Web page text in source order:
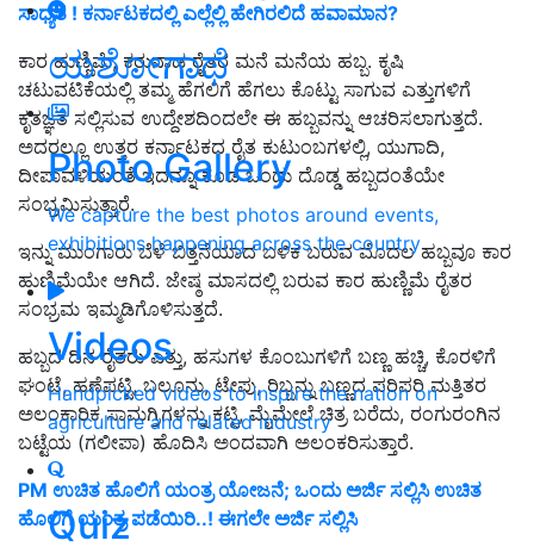
ಯಶೋಗಾಥೆ
Photo Gallery
We capture the best photos around events,
exhibitions happening across the country
Videos
Handpicked videos to inspire the nation on
agriculture and related industry
Quiz
ಸಾಧ್ಯತೆ ! ಕರ್ನಾಟಕದಲ್ಲಿ ಎಲ್ಲೆಲ್ಲಿ ಹೇಗಿರಲಿದೆ ಹವಾಮಾನ?
ಕಾರ ಹುಣ್ಣಿಮೆ, ಕರುನಾಡ ರೈತರ ಮನೆ ಮನೆಯ ಹಬ್ಬ. ಕೃಷಿ
ಚಟುವಟಿಕೆಯಲ್ಲಿ ತಮ್ಮ ಹೆಗಲಿಗೆ ಹೆಗಲು ಕೊಟ್ಟು ಸಾಗುವ ಎತ್ತುಗಳಿಗೆ
ಕೃತಜ್ಞತೆ ಸಲ್ಲಿಸುವ ಉದ್ದೇಶದಿಂದಲೇ ಈ ಹಬ್ಬವನ್ನು ಆಚರಿಸಲಾಗುತ್ತದೆ.
ಅದರಲ್ಲೂ ಉತ್ತರ ಕರ್ನಾಟಕದ ರೈತ ಕುಟುಂಬಗಳಲ್ಲಿ, ಯುಗಾದಿ,
ದೀಪಾವಳಿಯಂತೆ ಇದನ್ನೂ ಕೂಡ ಒಂದು ದೊಡ್ಡ ಹಬ್ಬದಂತೆಯೇ
ಸಂಭ್ರಮಿಸುತ್ತಾರೆ.
ಇನ್ನು ಮುಂಗಾರು ಬೆಳೆ ಬಿತ್ತನೆಯಾದ ಬಳಿಕ ಬರುವ ಮೊದಲ ಹಬ್ಬವೂ ಕಾರ
ಹುಣ್ಣಿಮೆಯೇ ಆಗಿದೆ. ಜೇಷ್ಠ ಮಾಸದಲ್ಲಿ ಬರುವ ಕಾರ ಹುಣ್ಣಿಮೆ ರೈತರ
ಸಂಭ್ರಮ ಇಮ್ಮಡಿಗೊಳಿಸುತ್ತದೆ.
ಹಬ್ಬದ ದಿನ ರೈತರು ಎತ್ತು, ಹಸುಗಳ ಕೊಂಬುಗಳಿಗೆ ಬಣ್ಣ ಹಚ್ಚಿ, ಕೊರಳಿಗೆ
ಘಂಟೆ, ಹಣೆಪಟ್ಟಿ, ಬಲೂನು, ಟೇಪು, ರಿಬ್ಬನ್ನು ಬಣ್ಣದ ಪರಿಪರಿ ಮತ್ತಿತರ
ಅಲಂಕಾರಿಕ ಸಾಮಗ್ರಿಗಳನ್ನು ಕಟ್ಟಿ, ಮೈಮೇಲೆ ಚಿತ್ರ ಬರೆದು, ರಂಗುರಂಗಿನ
ಬಟ್ಟೆಯ (ಗಲೀಪಾ) ಹೊದಿಸಿ ಅಂದವಾಗಿ ಅಲಂಕರಿಸುತ್ತಾರೆ.
PM ಉಚಿತ ಹೊಲಿಗೆ ಯಂತ್ರ ಯೋಜನೆ; ಒಂದು ಅರ್ಜಿ ಸಲ್ಲಿಸಿ ಉಚಿತ
ಹೊಲಿಗೆ ಯಂತ್ರ ಪಡೆಯಿರಿ..! ಈಗಲೇ ಅರ್ಜಿ ಸಲ್ಲಿಸಿ